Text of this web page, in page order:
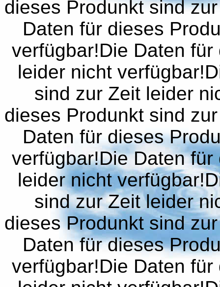
dieses Produnkt sind
Daten für dieses
verfügbar!Die Daten
leider nicht
sind zur Zeit leider
dieses Produnkt sind
Daten für dieses
verfügbar!Die Daten
leider nicht
sind zur Zeit leider
dieses Produnkt sind
Daten für dieses
verfügbar!Die Daten